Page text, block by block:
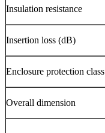
Insulation resistance
Insertion loss (dB)
Enclosure protection class
Overall dimension